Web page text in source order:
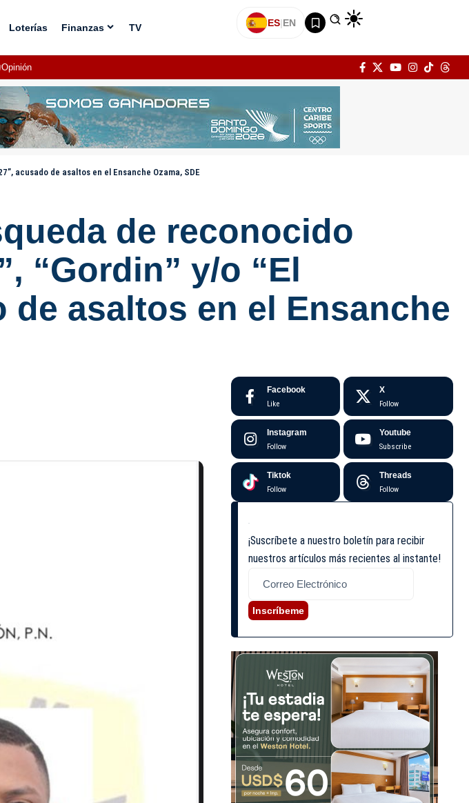
Loterías Finanzas TV ES|EN
Opinión
acusado de asaltos en el Ensanche Ozama, SDE
de reconocido
“Gordin” y/o “El
de asaltos en el Ensanche
Facebook
Like
X
Follow
Instagram
Follow
Youtube
Subscribe
Tiktok
Follow
Threads
Follow
¡Suscríbete a nuestro boletín para recibir
nuestros artículos más recientes al instante!
Inscríbeme